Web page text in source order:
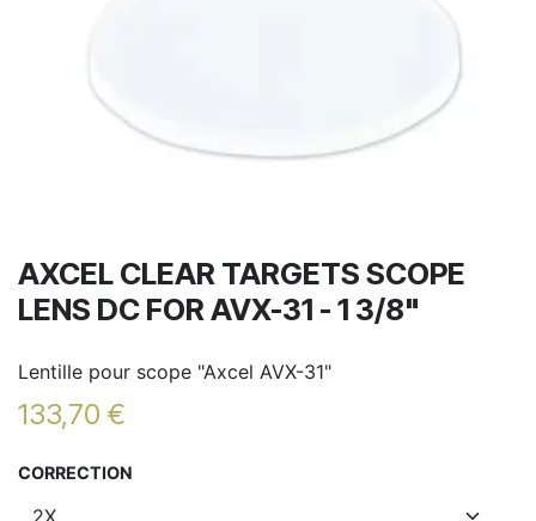
AXCEL CLEAR TARGETS SCOPE
LENS DC FOR AVX-31 - 1 3/8"
Lentille pour scope "Axcel AVX-31"
133,70 €
CORRECTION